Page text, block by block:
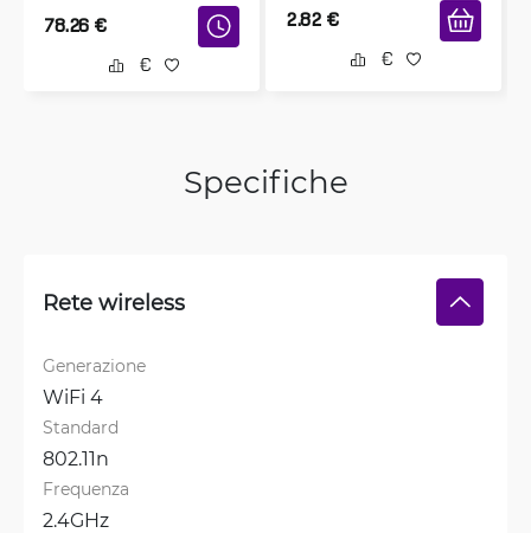
78.26 € 2.82 €
Specifiche
Rete wireless
Generazione
WiFi 4
Standard
802.11n
Frequenza
2.4GHz